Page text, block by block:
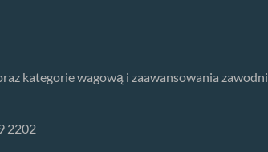
kategorie wagową i zaawansowania
2202